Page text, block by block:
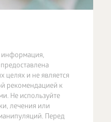
информация,
целях и не является
рекомендацией к
Не используйте
лечения или
Перед